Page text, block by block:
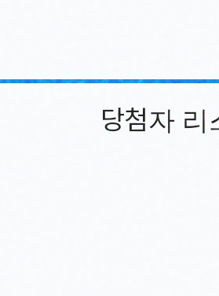
당첨자 리